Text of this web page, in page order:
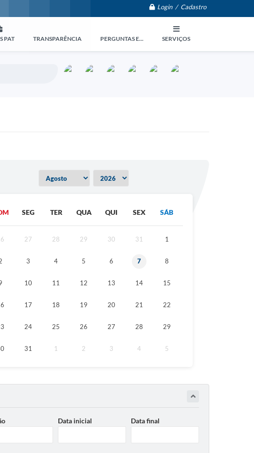
Login / Cadastro
PAT TRANSPARÊNCIA PERGUNTAS E... SERVIÇOS
SEG TER QUA QUI SEX SÁB
27 28 29 30 31 1
3 4 5 6 7 8
10 11 12 13 14 15
17 18 19 20 21 22
24 25 26 27 28 29
31 1 2 3 4 5
Data inicial Data final